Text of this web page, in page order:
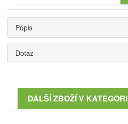
Popis
Dotaz
DALŠÍ ZBOŽÍ V